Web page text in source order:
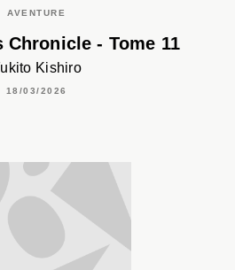
AVENTURE
Chronicle - Tome 11
Kishiro
18/03/2026